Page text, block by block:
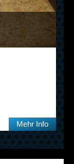
Mehr Info